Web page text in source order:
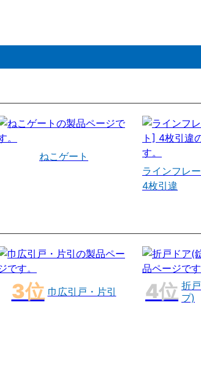
ねこゲート
ラインフレ
4枚引違
巾広引戸・片引
折
プ)